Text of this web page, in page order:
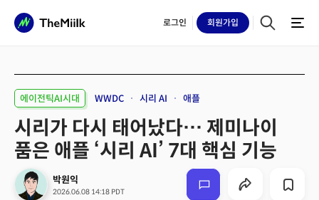
로그인 회원가입
에이전틱AI시대 WWDC 시리 AI 애플
시리가 다시 태어났다… 제미나이
품은 애플 ‘시리 AI’ 7대 핵심 기능
박원익
2026.06.08 14:18 PDT